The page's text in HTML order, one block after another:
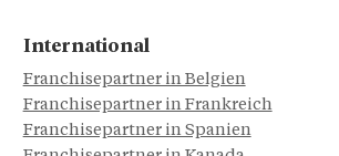
International
Franchisepartner in Belgien
Franchisepartner in Frankreich
Franchisepartner in Spanien